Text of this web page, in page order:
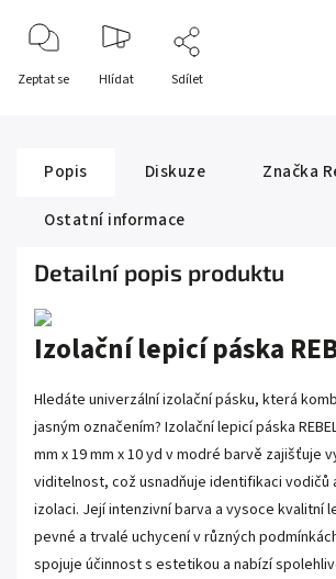
Zeptat se Hlídat Sdílet
Popis Diskuze Značka
Ostatní informace
Detailní popis produktu
Izolační lepicí páska
Hledáte univerzální izolační pásku, která
jasným označením? Izolační lepicí páska
mm x 19 mm x 10 yd v modré barvě zajišťuje
viditelnost, což usnadňuje identifikaci vodičů
izolaci. Její intenzivní barva a vysoce kvalitní
pevné a trvalé uchycení v různých
spojuje účinnost s estetikou a nabízí